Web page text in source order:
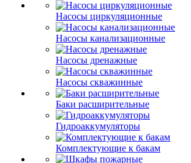
Насосы циркуляционные
Насосы канализационные
Насосы дренажные
Насосы скважинные
Баки расширительные
Гидроаккумуляторы
Комплектующие к бакам